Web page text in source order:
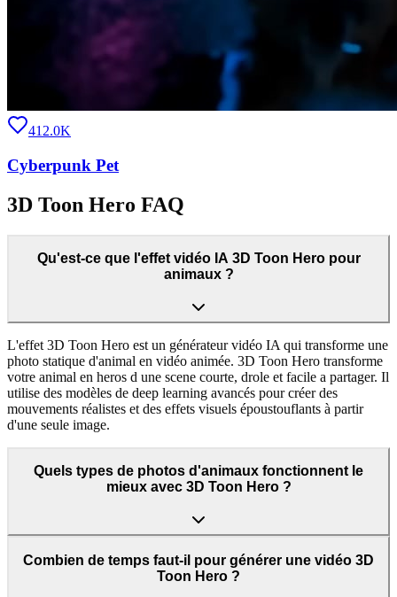
412.0K
Cyberpunk Pet
3D Toon Hero FAQ
Qu'est-ce que l'effet vidéo IA 3D Toon Hero pour
animaux ?
L'effet 3D Toon Hero est un générateur vidéo IA qui transforme une
photo statique d'animal en vidéo animée. 3D Toon Hero transforme
votre animal en heros d une scene courte, drole et facile a partager. Il
utilise des modèles de deep learning avancés pour créer des
mouvements réalistes et des effets visuels époustouflants à partir
d'une seule image.
Quels types de photos d'animaux fonctionnent le
mieux avec 3D Toon Hero ?
Combien de temps faut-il pour générer une vidéo 3D
Toon Hero ?